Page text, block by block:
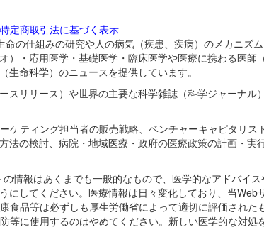
特定商取引法に基づく表示
の仕組みの研究や人の病気（疾患、疾病）のメカニズ
・応用医学・基礎医学・臨床医学や医療に携わる医師
命科学）のニュースを提供しています。
リリース）や世界の主要な科学雑誌（科学ジャーナル
ティング担当者の販売戦略、ベンチャーキャピタリス
の検討、病院・地域医療・政府の医療政策の計画・実
情報はあくまでも一般的なもので、医学的なアドバイ
してください。医療情報は日々変化しており、当
品等は必ずしも厚生労働省によって適切に評価され
に使用するのはやめてください。新しい医学的な対処